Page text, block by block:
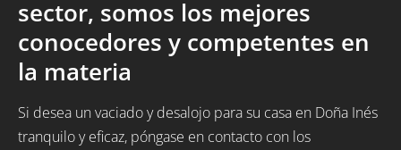
sector, somos los mejores
conocedores y competentes en
la materia
Si desea un vaciado y desalojo para su casa en Doña Inés
tranquilo y eficaz, póngase en contacto con los